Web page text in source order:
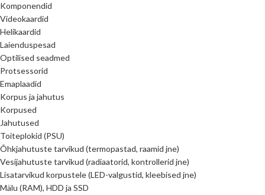
Komponendid
Videokaardid
Helikaardid
Laienduspesad
Optilised seadmed
Protsessorid
Emaplaadid
Korpus ja jahutus
Korpused
Jahutused
Toiteplokid (PSU)
Õhkjahutuste tarvikud (termopastad, raamid jne)
Vesijahutuste tarvikud (radiaatorid, kontrollerid jne)
Lisatarvikud korpustele (LED-valgustid, kleebised jne)
Mälu (RAM), HDD ja SSD